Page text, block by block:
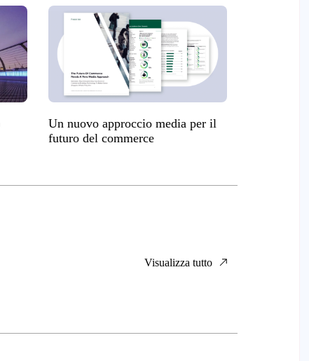
Un nuovo approccio media per il
futuro del commerce
Visualizza tutto